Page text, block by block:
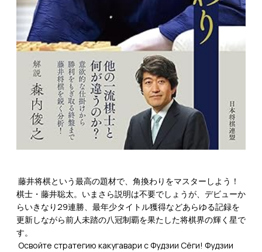
藤井将棋という最高の題材で、角換わりをマスターしよう！
棋士・藤井聡太。いまさら説明は不要でしょうが、デビューか
らいきなり29連勝、最年少タイトル獲得などあらゆる記録を
更新しながら前人未踏の八冠制覇を果たした将棋界の輝く星で
す。
Освойте стратегию какугавари с Фудзии Сёги! Фудзии